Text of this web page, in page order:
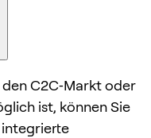
C2C‑Markt oder
ist, können Sie
integrierte